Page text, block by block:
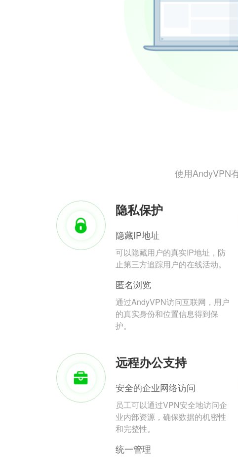
使用AndyVPN
隐私保护
隐藏IP地址
可以隐藏用户的真实IP地址，防
止第三方追踪用户的在线活动。
匿名浏览
通过AndyVPN访问互联网，用户
的真实身份和位置信息得到保
护。
远程办公支持
安全的企业网络访问
员工可以通过VPN安全地访问企
业内部资源，确保数据的机密性
和完整性。
统一管理